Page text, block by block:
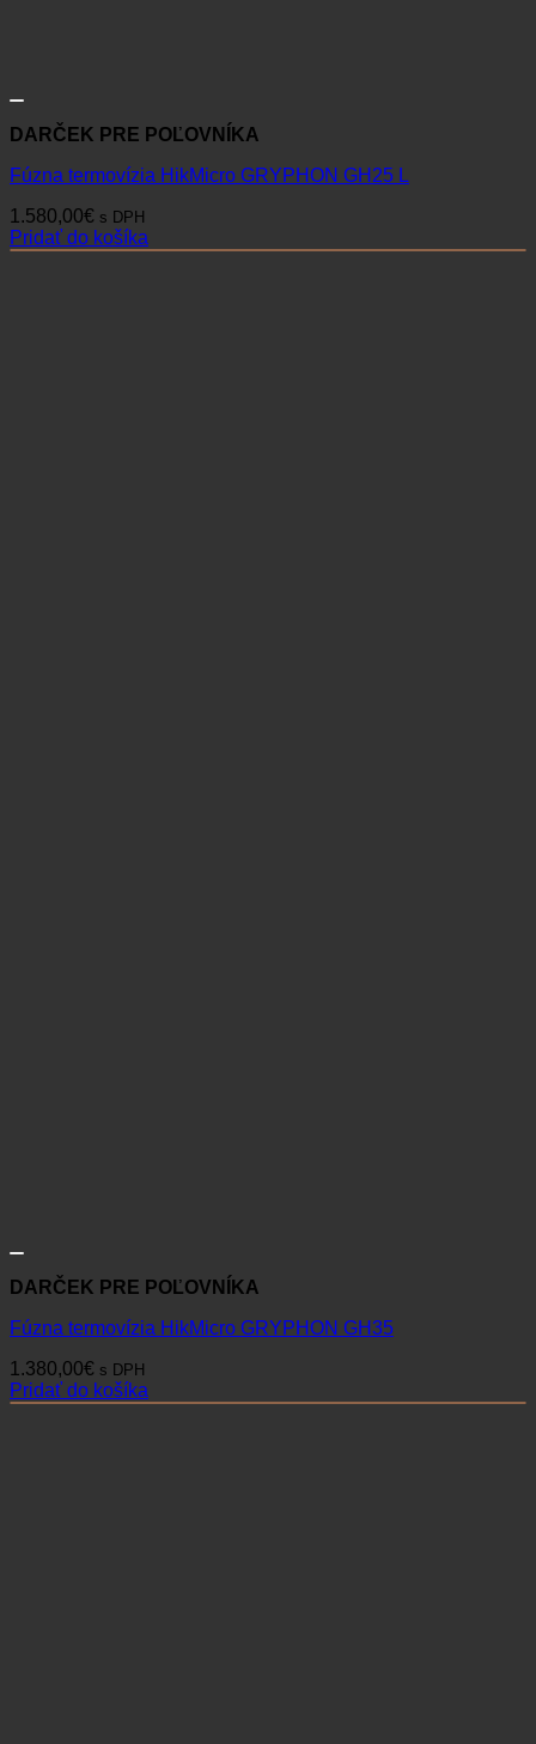
DARČEK PRE POĽOVNÍKA
Fúzna termovízia HikMicro GRYPHON GH25 L
1.580,00€ s DPH
Pridať do košíka
DARČEK PRE POĽOVNÍKA
Fúzna termovízia HikMicro GRYPHON GH35
1.380,00€ s DPH
Pridať do košíka